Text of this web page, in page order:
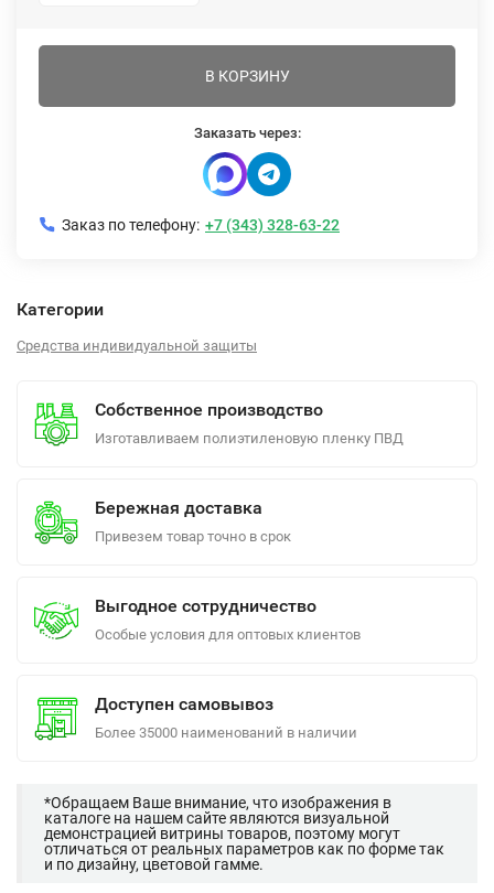
В КОРЗИНУ
Заказать через:
Заказ по телефону: +7 (343) 328-63-22
Категории
Средства индивидуальной защиты
Собственное производство
Изготавливаем полиэтиленовую пленку ПВД
Бережная доставка
Привезем товар точно в срок
Выгодное сотрудничество
Особые условия для оптовых клиентов
Доступен самовывоз
Более 35000 наименований в наличии
*Обращаем Ваше внимание, что изображения в
каталоге на нашем сайте являются визуальной
демонстрацией витрины товаров, поэтому могут
отличаться от реальных параметров как по форме так
и по дизайну, цветовой гамме.